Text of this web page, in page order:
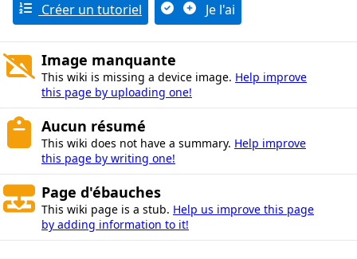
Créer un tutoriel Je l'ai
Image manquante
This wiki is missing a device image. Help improve
this page by uploading one!
Aucun résumé
This wiki does not have a summary. Help improve
this page by writing one!
Page d'ébauches
This wiki page is a stub. Help us improve this page
by adding information to it!